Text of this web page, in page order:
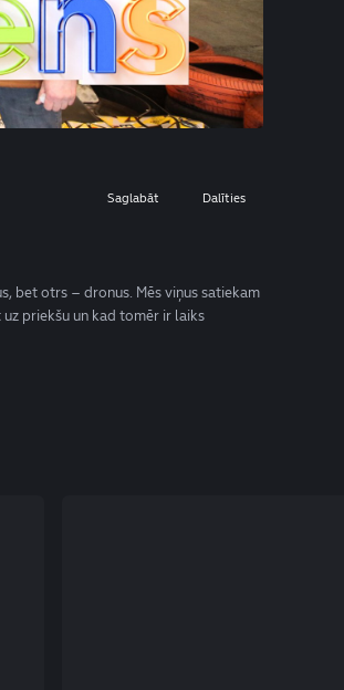
Saglabāt Dalīties
bet otrs – dronus. Mēs viņus satiekam
priekšu un kad tomēr ir laiks